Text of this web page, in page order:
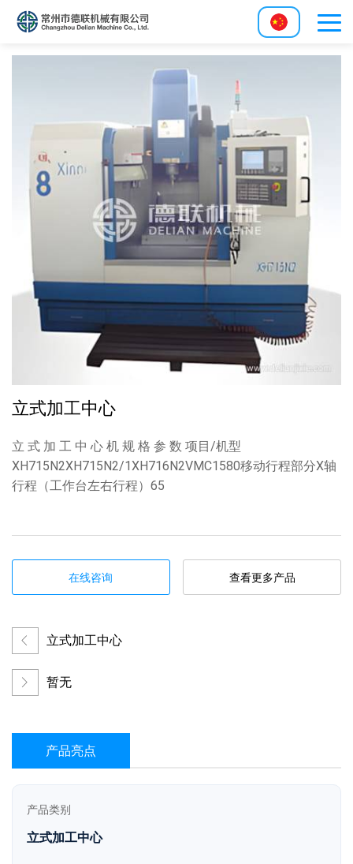
立式加工中心
立 式 加 工 中 心 机 规 格 参 数 项目/机型
XH715N2XH715N2/1XH716N2VMC1580移动行程部分X轴
行程（工作台左右行程）65
在线咨询 查看更多产品
立式加工中心
暂无
产品亮点
产品类别
立式加工中心